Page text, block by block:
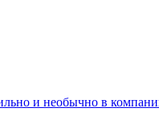
и необычно в